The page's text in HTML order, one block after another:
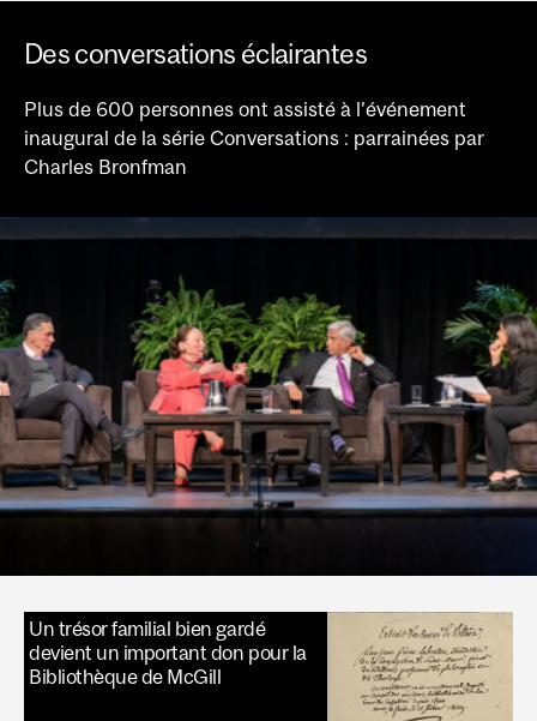
Des conversations éclairantes
Plus de 600 personnes ont assisté à l’événement
inaugural de la série Conversations : parrainées par
Charles Bronfman
Un trésor familial bien gardé
devient un important don pour la
Bibliothèque de McGill